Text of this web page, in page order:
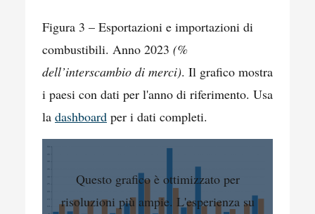
Figura 3 – Esportazioni e importazioni di
combustibili. Anno 2023 (%
dell’interscambio di merci). Il grafico mostra
i paesi con dati per l'anno di riferimento. Usa
la dashboard per i dati completi.
Questo grafico è ottimizzato per
risoluzioni più ampie. L'esperienza su